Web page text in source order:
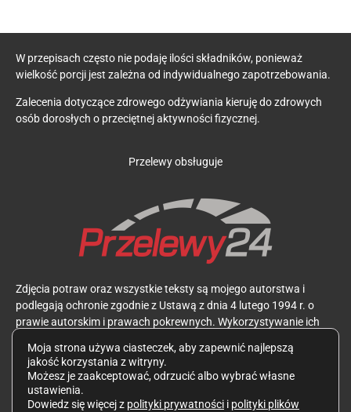
W przepisach często nie podaję ilości składników, ponieważ
wielkość porcji jest zależna od indywidualnego zapotrzebowania.
Zalecenia dotyczące zdrowego odżywiania kieruję do zdrowych
osób dorosłych o przeciętnej aktywności fizycznej.
Przelewy obsługuje
Zdjęcia potraw oraz wszystkie teksty są mojego autorstwa i
podlegają ochronie zgodnie z Ustawą z dnia 4 lutego 1994 r. o
prawie autorskim i prawach pokrewnych. Wykorzystywanie ich
Polityka prywatności
Moja strona używa ciasteczek, aby zapewnić najlepszą
jakość korzystania z witryny.
Możesz je zaakceptować, odrzucić albo wybrać własne
ustawienia.
Dowiedz się więcej z polityki prywatności i polityki plików